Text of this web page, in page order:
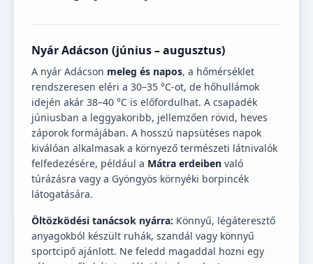
Nyár Adácson (június – augusztus)
A nyár Adácson meleg és napos, a hőmérséklet
rendszeresen eléri a 30–35 °C-ot, de hőhullámok
idején akár 38–40 °C is előfordulhat. A csapadék
júniusban a leggyakoribb, jellemzően rövid, heves
záporok formájában. A hosszú napsütéses napok
kiválóan alkalmasak a környező természeti látnivalók
felfedezésére, például a Mátra erdeiben való
túrázásra vagy a Gyöngyös környéki borpincék
látogatására.
Öltözködési tanácsok nyárra: Könnyű, légáteresztő
anyagokból készült ruhák, szandál vagy könnyű
sportcipő ajánlott. Ne feledd magaddal hozni egy